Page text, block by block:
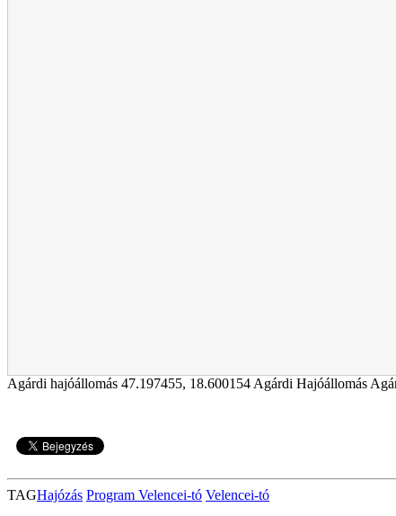
Agárdi hajóállomás 47.197455, 18.600154 Agárdi Hajóállomás
TAGHajózás Program Velencei-tó Velencei-tó